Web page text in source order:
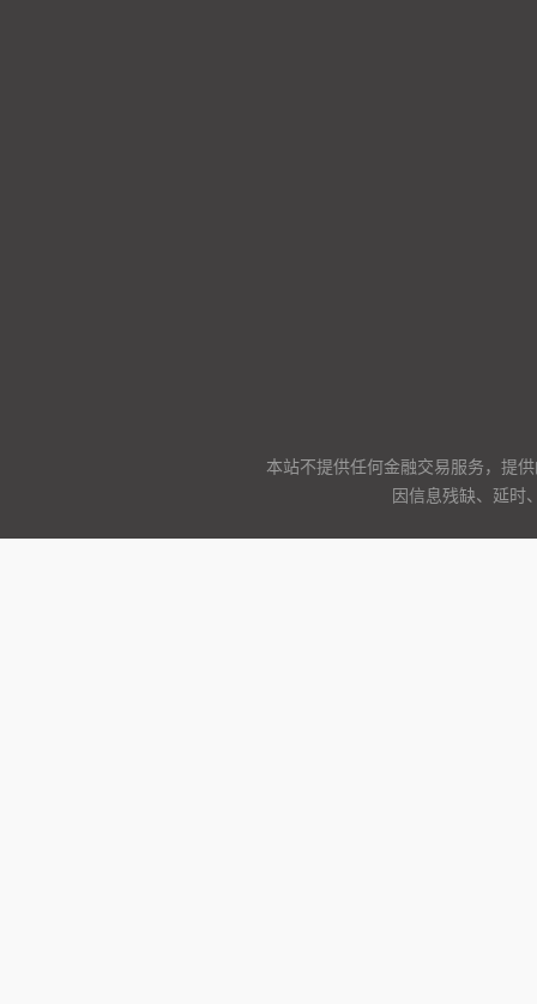
本站不提供任何金融交易服务，提
因信息残缺、延时